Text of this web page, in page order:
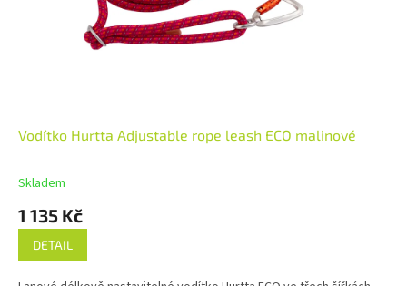
Vodítko Hurtta Adjustable rope leash ECO malinové
Skladem
1 135 Kč
DETAIL